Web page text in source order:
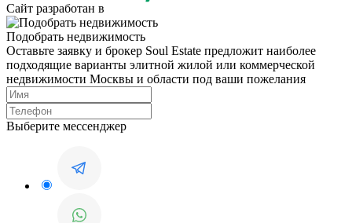
Сайт разработан в
Подобрать недвижимость
Оставьте заявку и брокер Soul Estate предложит наиболее
подходящие варианты элитной жилой или коммерческой
недвижимости Москвы и области под ваши пожелания
Выберите мессенджер